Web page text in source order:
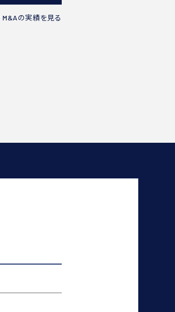
M&Aの実績を見る